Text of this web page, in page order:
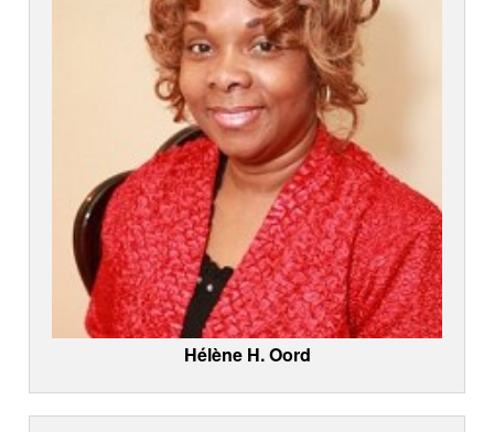
Hélène H. Oord